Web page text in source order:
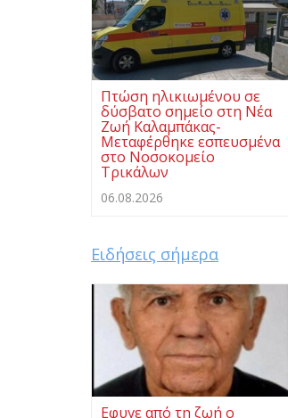
Πτώση ηλικιωμένου σε
δύσβατο σημείο στη Νέα
Ζωή Καλαμπάκας-
Μεταφέρθηκε εσπευσμένα
στο Νοσοκομείο
Τρικάλων
06.08.2026
Ειδήσεις σήμερα
Eφυγε από τη ζωή ο